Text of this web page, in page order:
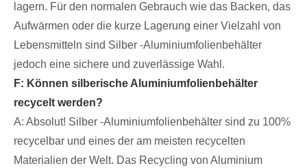
lagern. Für den normalen Gebrauch wie das Backen, das
Aufwärmen oder die kurze Lagerung einer Vielzahl von
Lebensmitteln sind Silber -Aluminiumfolienbehälter
jedoch eine sichere und zuverlässige Wahl.
F: Können silberische Aluminiumfolienbehälter
recycelt werden?
A: Absolut! Silber -Aluminiumfolienbehälter sind zu 100%
recycelbar und eines der am meisten recycelten
Materialien der Welt. Das Recycling von Aluminium